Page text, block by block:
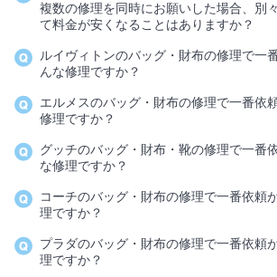
複数の修理を同時にお願いした場合、別
て料金が安くなることはありますか？
ルイヴィトンのバッグ・財布の修理で一
んな修理ですか？
エルメスのバッグ・財布の修理で一番依
修理ですか？
グッチのバッグ・財布・靴の修理で一番
な修理ですか？
コーチのバッグ・財布の修理で一番依頼
理ですか？
プラダのバッグ・財布の修理で一番依頼
理ですか？